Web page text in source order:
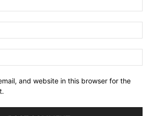
and website in this browser for the